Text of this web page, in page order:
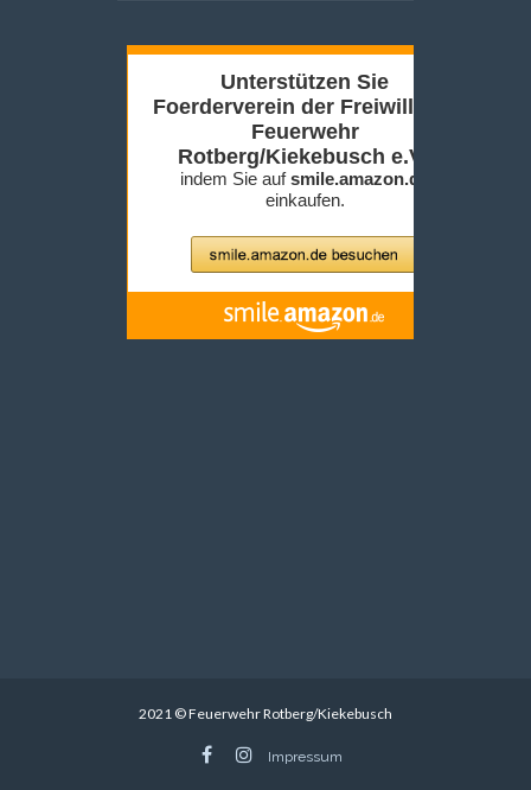
2021 © Feuerwehr Rotberg/Kiekebusch
Impressum